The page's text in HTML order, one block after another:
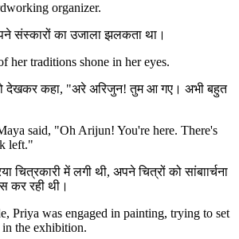
organizer.
संस्कारों का उजाला झलकता था।
her traditions shone in her eyes.
देखकर कहा, "अरे अरिजुन! तुम आ गए। अभी बहुत
said, "Oh Arijun! You're here. There's
left."
चित्रकारी में लगी थी, अपने चित्रों को सांबाार्चना
कर रही थी।
Priya was engaged in painting, trying to set
the exhibition.